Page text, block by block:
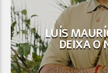
Planeta Reggae
LUÍS
DEIXA O